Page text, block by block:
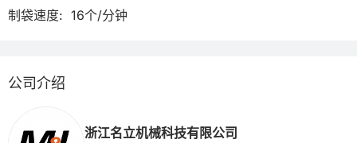
公司介绍
浙江名立机械科技有限公司